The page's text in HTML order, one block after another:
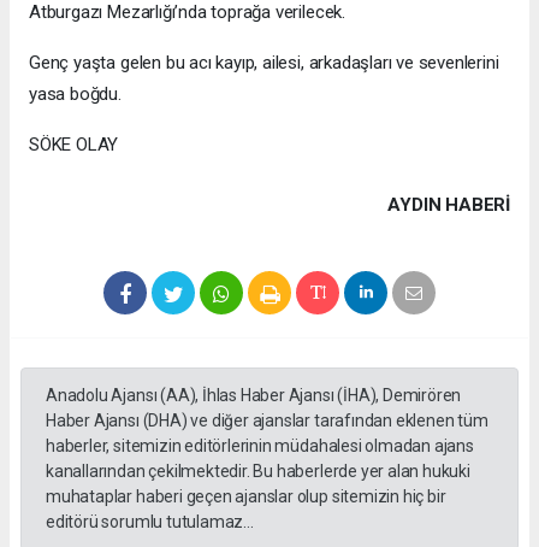
Atburgazı Mezarlığı’nda toprağa verilecek.
Genç yaşta gelen bu acı kayıp, ailesi, arkadaşları ve sevenlerini
yasa boğdu.
SÖKE OLAY
AYDIN HABERİ
Anadolu Ajansı (AA), İhlas Haber Ajansı (İHA), Demirören
Haber Ajansı (DHA) ve diğer ajanslar tarafından eklenen tüm
haberler, sitemizin editörlerinin müdahalesi olmadan ajans
kanallarından çekilmektedir. Bu haberlerde yer alan hukuki
muhataplar haberi geçen ajanslar olup sitemizin hiç bir
editörü sorumlu tutulamaz...